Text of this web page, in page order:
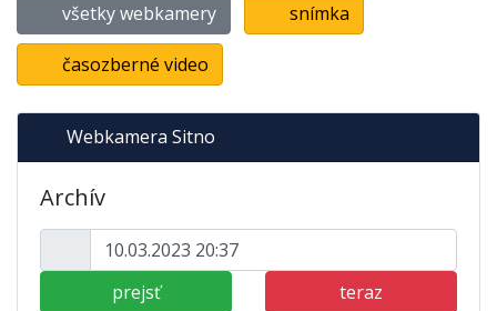
všetky webkamery snímka
časozberné video
Webkamera Sitno
Archív
prejsť teraz